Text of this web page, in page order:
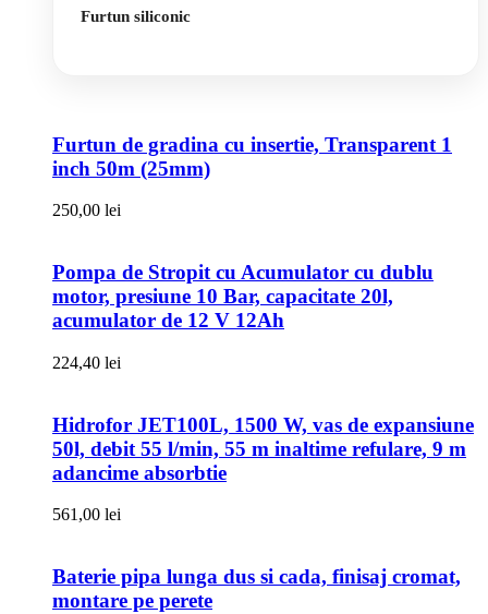
Furtun siliconic
Furtun de gradina cu insertie, Transparent 1
inch 50m (25mm)
250,00 lei
Pompa de Stropit cu Acumulator cu dublu
motor, presiune 10 Bar, capacitate 20l,
acumulator de 12 V 12Ah
224,40 lei
Hidrofor JET100L, 1500 W, vas de expansiune
50l, debit 55 l/min, 55 m inaltime refulare, 9 m
adancime absorbtie
561,00 lei
Baterie pipa lunga dus si cada, finisaj cromat,
montare pe perete